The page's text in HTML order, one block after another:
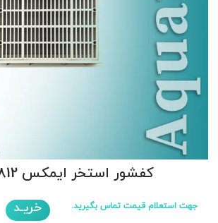
کفشور استخر ایمکس EM 2812
جهت استعلام قیمت تماس بگیرید. خریـد